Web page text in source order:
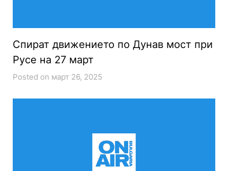
Спират движението по Дунав мост при
Русе на 27 март
Posted on март 26, 2025